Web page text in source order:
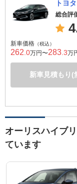
トヨ
総合評
新車価格 （税込）
262 .0万円〜283 .3万
新車見積もり(
オーリスハイブ
ています